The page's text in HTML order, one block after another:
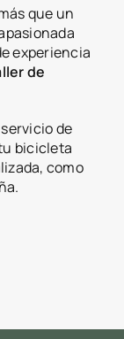
que un
experiencia
de
de
bicicleta
como